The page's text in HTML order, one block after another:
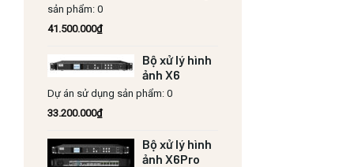
sản phẩm: 0
41.500.000₫
Bộ xử lý hình
ảnh X6
Dự án sử dụng sản phẩm: 0
33.200.000₫
Bộ xử lý hình
ảnh X6Pro